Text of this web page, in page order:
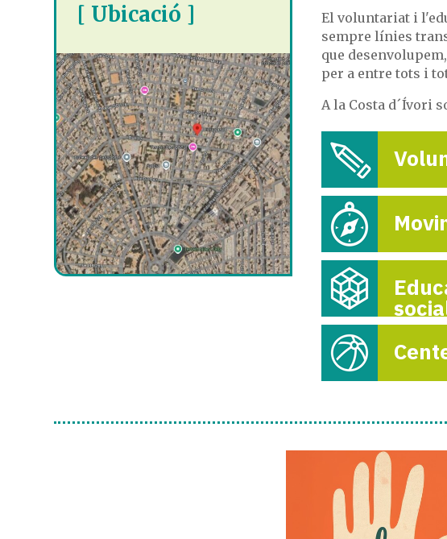
[ Ubicació ]
El voluntariat i
sempre línies
que
per a entre tots i
A la Costa d´Ívori